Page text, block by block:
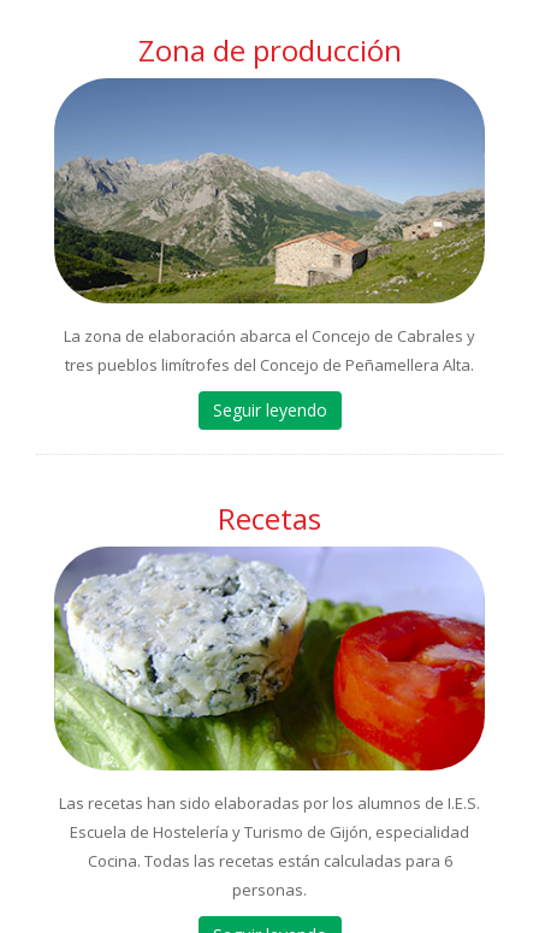
Zona de producción
La zona de elaboración abarca el Concejo de Cabrales y
tres pueblos limítrofes del Concejo de Peñamellera Alta.
Seguir leyendo
Recetas
Las recetas han sido elaboradas por los alumnos de I.E.S.
Escuela de Hostelería y Turismo de Gijón, especialidad
Cocina. Todas las recetas están calculadas para 6
personas.